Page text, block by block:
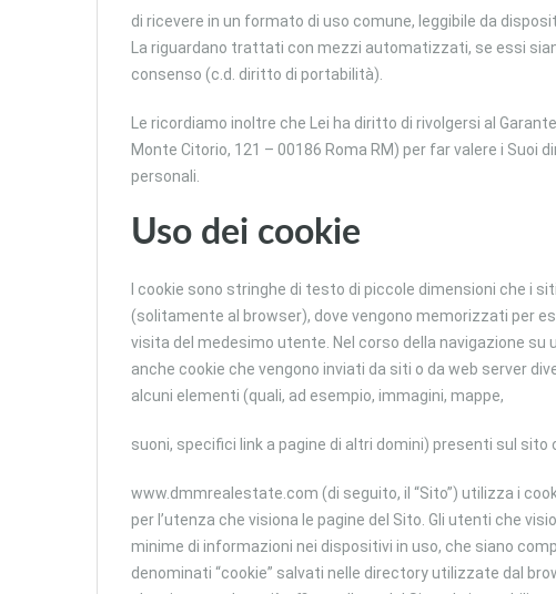
di ricevere in un formato di uso comune, leggibile da
La riguardano trattati con mezzi automatizzati, se essi
consenso (c.d. diritto di portabilità).
Le ricordiamo inoltre che Lei ha diritto di rivolgersi al
Monte Citorio, 121 – 00186 Roma RM) per far valere i
personali.
Uso dei cookie
I cookie sono stringhe di testo di piccole dimensioni che i
(solitamente al browser), dove vengono memorizzati per
visita del medesimo utente. Nel corso della navigazione su
anche cookie che vengono inviati da siti o da web server
alcuni elementi (quali, ad esempio, immagini, mappe,
suoni, specifici link a pagine di altri domini) presenti sul
www.dmmrealestate.com (di seguito, il “Sito”) utilizza i
per l’utenza che visiona le pagine del Sito. Gli utenti che
minime di informazioni nei dispositivi in uso, che siano
denominati “cookie” salvati nelle directory utilizzate dal